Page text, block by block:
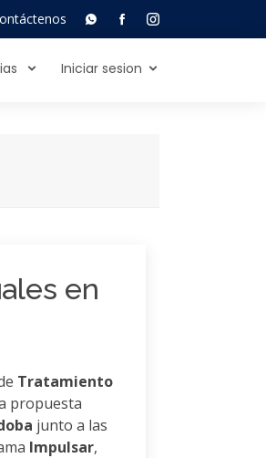
Iniciar sesion
en
Tratamiento
propuesta
junto a las
Impulsar,